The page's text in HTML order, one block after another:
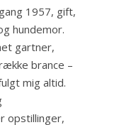
1957, gift,
hundemor.
gartner,
brance –
mig altid.
opstillinger,